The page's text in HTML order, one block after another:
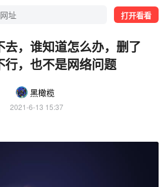
打开看看
去，谁知道怎么办，删了
行，也不是网络问题
黑橄榄
2021-6-13 15:37